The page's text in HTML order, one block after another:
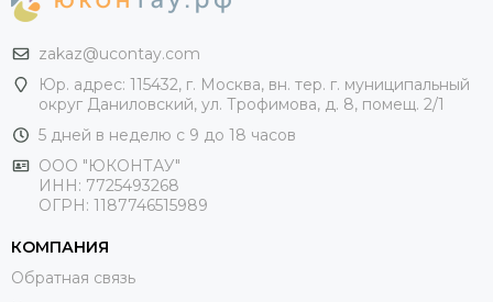
zakaz@ucontay.com
Юр. адрес: 115432, г. Москва, вн. тер. г. муниципальный
округ Даниловский, ул. Трофимова, д. 8, помещ. 2/1
5 дней в неделю с 9 до 18 часов
ООО "ЮКОНТАУ"
ИНН: 7725493268
ОГРН: 1187746515989
КОМПАНИЯ
Обратная связь